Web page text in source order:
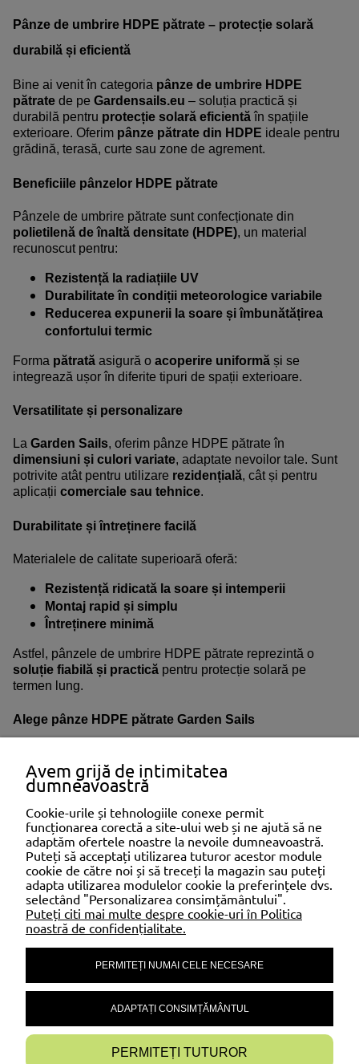
Pânze de umbrire HDPE pătrate – protecție solară
durabilă și eficientă
Bine ai venit în categoria pânze de umbrire HDPE
pătrate de pe Gardensails.eu – soluția practică și
durabilă pentru protecție solară eficientă în spațiile
exterioare. Oferim pânze pătrate din HDPE ideale pentru
grădină, terasă, curte sau zone de agrement.
Beneficiile pânzelor HDPE pătrate
Pânzele de umbrire pătrate sunt confecționate din
polietilenă de înaltă densitate (HDPE), un material
recunoscut pentru:
Rezistență la radiațiile UV
Durabilitate în condiții meteorologice variabile
Reducerea expunerii la soare și îmbunătățirea
confortului termic
Forma pătrată asigură o acoperire uniformă și se
integrează ușor în diferite tipuri de spații exterioare.
Versatilitate și personalizare
La Garden Sails, oferim pânze HDPE pătrate în
dimensiuni și culori variate, adaptate nevoilor tale. Sunt
potrivite atât pentru utilizare rezidențială, cât și pentru
aplicații comerciale sau tehnice.
Durabilitate și întreținere facilă
Materialele de calitate superioară oferă:
Rezistență ridicată la soare și intemperii
Montaj rapid și simplu
Întreținere minimă
Astfel, pânzele de umbrire HDPE pătrate reprezintă o
soluție fiabilă și practică pentru protecție solară pe
termen lung.
Alege pânze HDPE pătrate Garden Sails
tău, beneficiind deprotecție UV, ventilație naturală și
versatilitate. Investește într-o
SHOPPING
AJUTOR
CONTUL MEU
INFORMAȚII
Avem grijă de intimitatea
dumneavoastră
Cookie-urile și tehnologiile conexe permit
funcționarea corectă a site-ului web și ne ajută să ne
adaptăm ofertele noastre la nevoile dumneavoastră.
Puteți să acceptați utilizarea tuturor acestor module
cookie de către noi și să treceți la magazin sau puteți
adapta utilizarea modulelor cookie la preferințele dvs.
selectând "Personalizarea consimțământului".
Puteți citi mai multe despre cookie-uri în Politica
noastră de confidențialitate.
PERMITEȚI NUMAI CELE NECESARE
ADAPTAȚI CONSIMȚĂMÂNTUL
PERMITEȚI TUTUROR